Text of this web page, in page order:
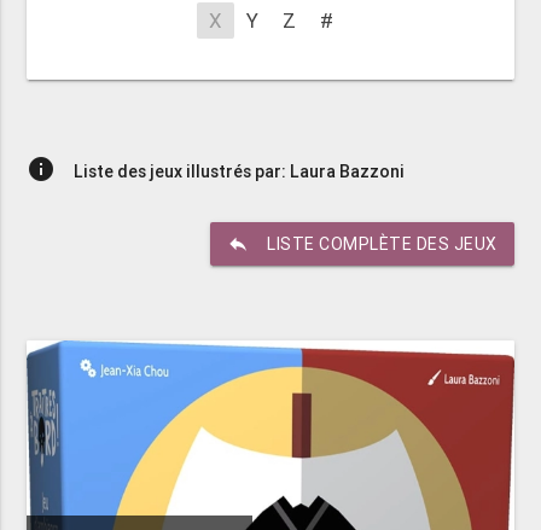
X
Y Z #
info Liste des jeux illustrés par: Laura Bazzoni
reply LISTE COMPLÈTE DES JEUX